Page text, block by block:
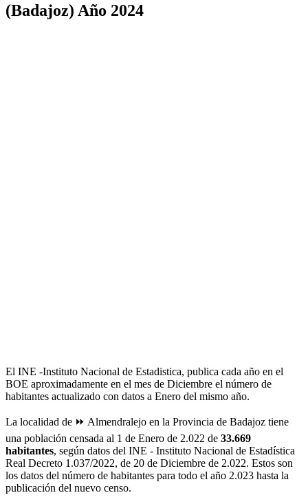
(Badajoz) Año 2024
El INE -Instituto Nacional de Estadistica, publica cada año en el
BOE aproximadamente en el mes de Diciembre el número de
habitantes actualizado con datos a Enero del mismo año.
La localidad de ⏩ Almendralejo en la Provincia de Badajoz tiene
una población censada al 1 de Enero de 2.022 de 33.669
habitantes, según datos del INE - Instituto Nacional de Estadística
Real Decreto 1.037/2022, de 20 de Diciembre de 2.022. Estos son
los datos del número de habitantes para todo el año 2.023 hasta la
publicación del nuevo censo.